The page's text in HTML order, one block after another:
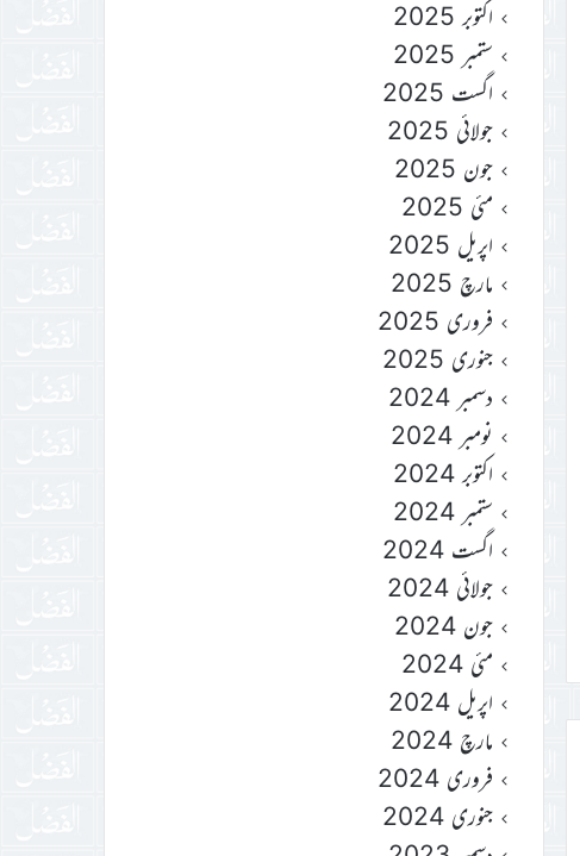
اکتوبر 2025
ستمبر 2025
اگست 2025
جولائی 2025
جون 2025
مئی 2025
اپریل 2025
مارچ 2025
فروری 2025
جنوری 2025
دسمبر 2024
نومبر 2024
اکتوبر 2024
ستمبر 2024
اگست 2024
جولائی 2024
جون 2024
مئی 2024
اپریل 2024
مارچ 2024
فروری 2024
جنوری 2024